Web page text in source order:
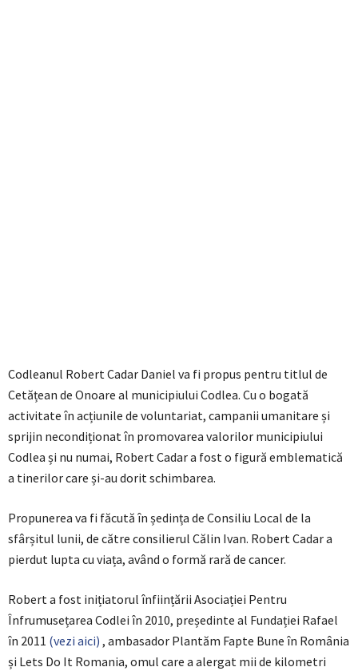
Codleanul Robert Cadar Daniel va fi propus pentru titlul de
Cetățean de Onoare al municipiului Codlea. Cu o bogată
activitate în acțiunile de voluntariat, campanii umanitare și
sprijin necondiționat în promovarea valorilor municipiului
Codlea și nu numai, Robert Cadar a fost o figură emblematică
a tinerilor care și-au dorit schimbarea.
Propunerea va fi făcută în ședința de Consiliu Local de la
sfârșitul lunii, de către consilierul Călin Ivan. Robert Cadar a
pierdut lupta cu viața, având o formă rară de cancer.
Robert a fost inițiatorul înființării Asociației Pentru
Înfrumusețarea Codlei în 2010, președinte al Fundației Rafael
în 2011 (vezi aici) , ambasador Plantăm Fapte Bune în România
și Lets Do It Romania, omul care a alergat mii de kilometri